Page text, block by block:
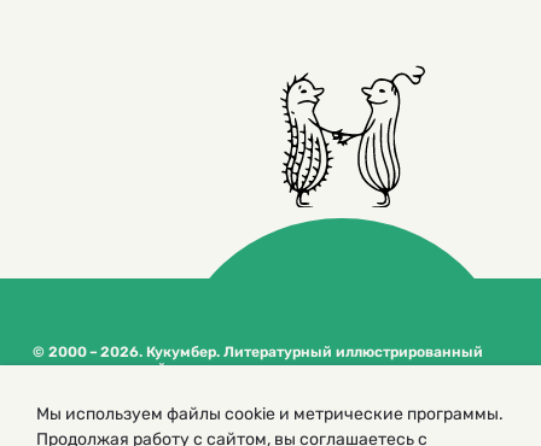
© 2000 – 2026. Кукумбер. Литературный иллюстрированный
журнал для детей
сайта
Политика конфиденциальности
Мы используем файлы cookie и метрические программы.
Продолжая работу с сайтом, вы соглашаетесь с